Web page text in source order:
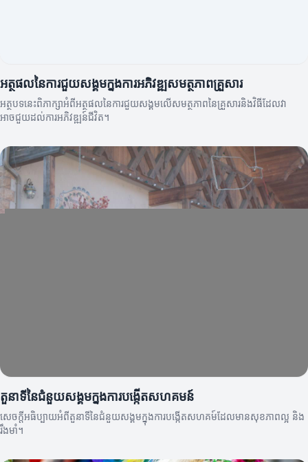
អត្ថផលនៃការជួយសង្គមក្នុងការអភិវឌ្ឍសមត្ថភាពគ្រួសារ
អត្ថបទនេះពិភាក្សាអំពីអត្ថផលនៃការជួយសង្គមលើសមត្ថភាពនៃគ្រួសារនិងវិធីដែលវា
អាចជួយដល់ការអភិវឌ្ឍន៍ជីវិត។
តួនាទីនៃជំនួយសង្គមក្នុងការបង្កើតសហគមន៍
សេចក្តីអធិប្បាយអំពីតួនាទីនៃជំនួយសង្គមក្នុងការបង្កើតសហគម៍ដែលមានសុខភាពល្អ និង
រឹងមាំ។